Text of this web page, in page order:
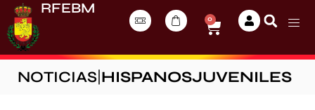
RFEBM
0
NOTICIAS HISPANOSJUVENILES